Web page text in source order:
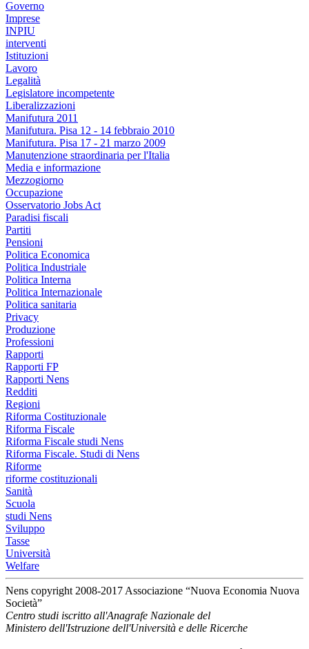
Governo
Imprese
INPIU
interventi
Istituzioni
Lavoro
Legalità
Legislatore incompetente
Liberalizzazioni
Manifutura 2011
Manifutura. Pisa 12 - 14 febbraio 2010
Manifutura. Pisa 17 - 21 marzo 2009
Manutenzione straordinaria per l'Italia
Media e informazione
Mezzogiorno
Occupazione
Osservatorio Jobs Act
Paradisi fiscali
Partiti
Pensioni
Politica Economica
Politica Industriale
Politica Interna
Politica Internazionale
Politica sanitaria
Privacy
Produzione
Professioni
Rapporti
Rapporti FP
Rapporti Nens
Redditi
Regioni
Riforma Costituzionale
Riforma Fiscale
Riforma Fiscale studi Nens
Riforma Fiscale. Studi di Nens
Riforme
riforme costituzionali
Sanità
Scuola
studi Nens
Sviluppo
Tasse
Università
Welfare
Nens copyright 2008-2017 Associazione “Nuova Economia Nuova
Società”
Centro studi iscritto all'Anagrafe Nazionale del
Ministero dell'Istruzione dell'Università e delle Ricerche